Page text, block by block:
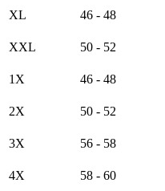
XL
46 - 48
XXL
50 - 52
1X
46 - 48
2X
50 - 52
3X
56 - 58
4X
58 - 60